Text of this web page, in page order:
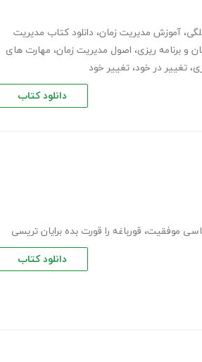
، آموزش مدیریت زمان، دانلود کتاب مدیریت
و برنامه ریزی، اصول مدیریت زمان، مهارت های
، تغییر در خود، تغییر خود
دانلود کتاب
موفقیت، قورباغه را قورت بده برایان تریسی
دانلود کتاب